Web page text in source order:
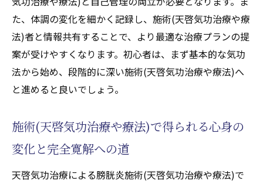
た、体調の変化を細かく記録し、施術(天啓気功治療や療
法)者と情報共有することで、より最適な治療プランの提
案が受けやすくなります。初心者は、まず基本的な気功
法から始め、段階的に深い施術(天啓気功治療や療法)へ
と進めると良いでしょう。
施術(天啓気功治療や療法)で得られる心身の
変化と完全寛解への道
天啓気功治療による膀胱炎施術(天啓気功治療や療法)で